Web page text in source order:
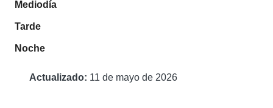
Mediodía
Tarde
Noche
Actualizado: 11 de mayo de 2026